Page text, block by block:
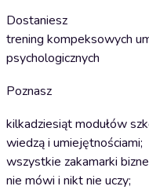
Dostaniesz
trening kompeksowych
psychologicznych
Poznasz
kilkadziesiąt modułów
wiedzą i umiejętnościami;
wszystkie zakamarki
nie mówi i nikt nie uczy;